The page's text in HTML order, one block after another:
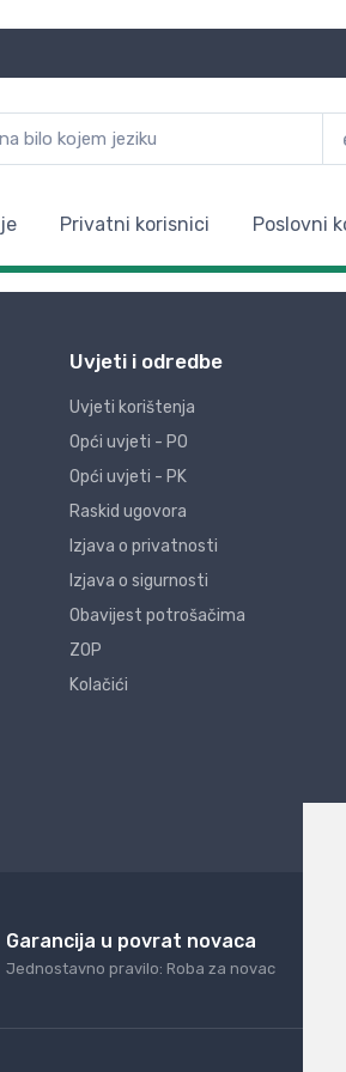
Privatni korisnici Poslovni
Uvjeti i odredbe
Uvjeti korištenja
Opći uvjeti - PO
Opći uvjeti - PK
Raskid ugovora
Izjava o privatnosti
Izjava o sigurnosti
Obavijest potrošačima
ZOP
Kolačići
Garancija u povrat novaca
Jednostavno pravilo: Roba za novac